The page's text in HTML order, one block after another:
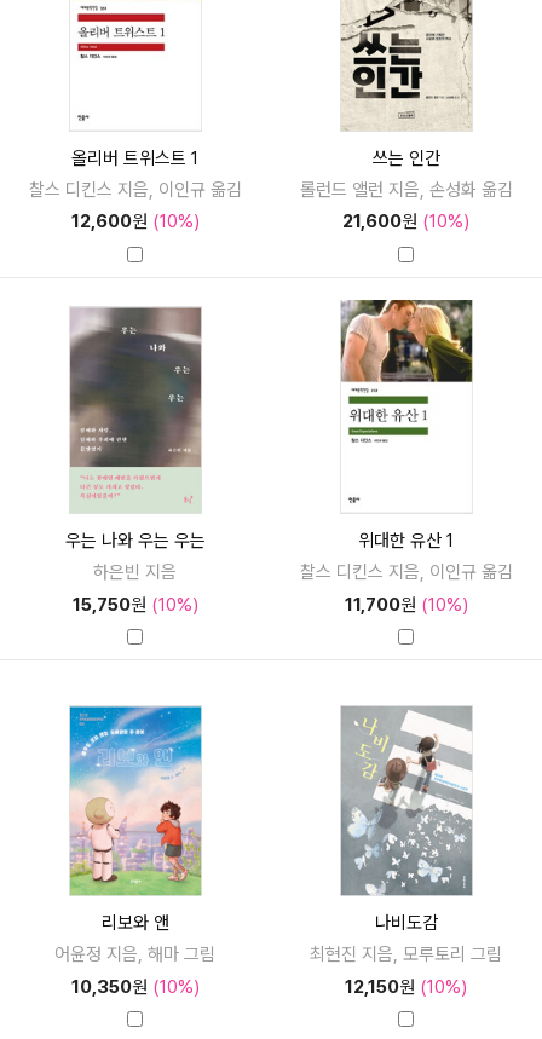
올리버 트위스트 1
찰스 디킨스 지음, 이인규 옮김
12,600원 (10%)
쓰는 인간
롤런드 앨런 지음, 손성화 옮김
21,600원 (10%)
우는 나와 우는 우는
하은빈 지음
15,750원 (10%)
위대한 유산 1
찰스 디킨스 지음, 이인규 옮김
11,700원 (10%)
리보와 앤
어윤정 지음, 해마 그림
10,350원 (10%)
나비도감
최현진 지음, 모루토리 그림
12,150원 (10%)